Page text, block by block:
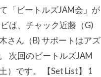
「ビートルズJAM会」が
は、チャック近藤（G)
さん（B) サポートはアズ
次回のビートルズJAM
）です。 【Set List】 1